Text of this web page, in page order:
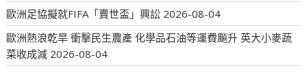
歐洲足協擬就FIFA「賣世盃」興訟 2026-08-04
歐洲熱浪乾旱 衝擊民生農產 化學品石油等運費飈升 英大小麥蔬
菜收成減 2026-08-04